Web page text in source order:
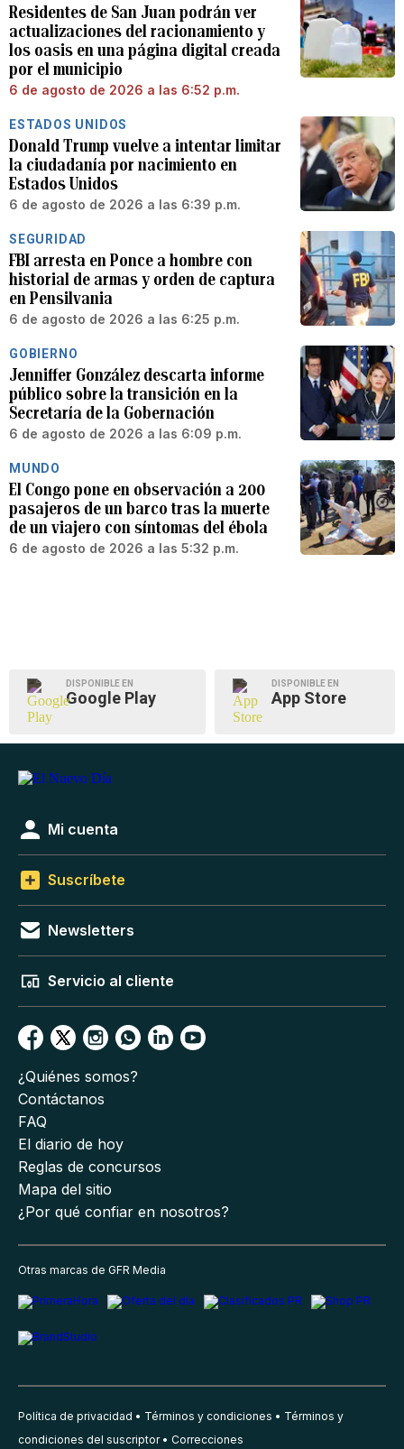
Residentes de San Juan podrán ver
actualizaciones del racionamiento y
los oasis en una página digital creada
por el municipio
6 de agosto de 2026 a las 6:52 p.m.
ESTADOS UNIDOS
Donald Trump vuelve a intentar limitar
la ciudadanía por nacimiento en
Estados Unidos
6 de agosto de 2026 a las 6:39 p.m.
SEGURIDAD
FBI arresta en Ponce a hombre con
historial de armas y orden de captura
en Pensilvania
6 de agosto de 2026 a las 6:25 p.m.
GOBIERNO
Jenniffer González descarta informe
público sobre la transición en la
Secretaría de la Gobernación
6 de agosto de 2026 a las 6:09 p.m.
MUNDO
El Congo pone en observación a 200
pasajeros de un barco tras la muerte
de un viajero con síntomas del ébola
6 de agosto de 2026 a las 5:32 p.m.
DISPONIBLE EN
Google Play
DISPONIBLE EN
App Store
Mi cuenta
Suscríbete
Newsletters
Servicio al cliente
¿Quiénes somos?
Contáctanos
FAQ
El diario de hoy
Reglas de concursos
Mapa del sitio
¿Por qué confiar en nosotros?
Otras marcas de GFR Media
Política de privacidad Términos y condiciones
Términos y
condiciones del suscriptor
Correcciones